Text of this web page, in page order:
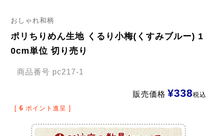
おしゃれ和柄
ポリちりめん生地 くるり小梅(くすみブルー) 1
0cm単位 切り売り
商品番号 pc217-1
販売価格 ¥338税込
[ 6 ポイント進呈 ]